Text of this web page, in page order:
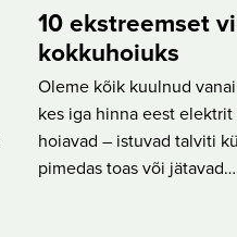
10 ekstreemset
kokkuhoiuks
Oleme kõik kuulnud
kes iga hinna eest elektrit
hoiavad – istuvad talviti
pimedas toas või jätavad…